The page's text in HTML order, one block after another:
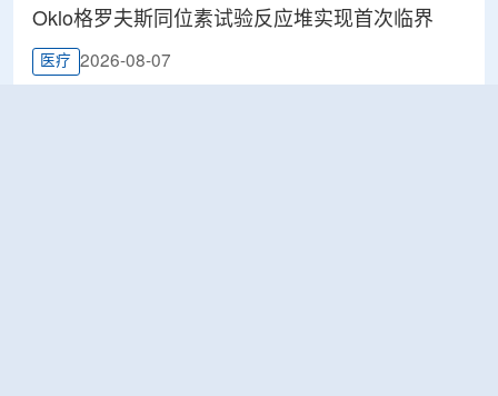
Oklo格罗夫斯同位素试验反应堆实现首次临界
医疗 2026-08-07